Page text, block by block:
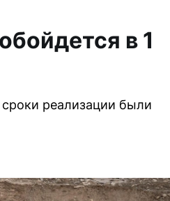
в 1
реализации были